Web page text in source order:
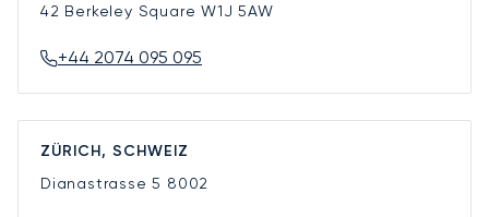
42 Berkeley SquareW1J 5AW
+44 2074 095 095
ZÜRICH, SCHWEIZ
Dianastrasse 5 8002